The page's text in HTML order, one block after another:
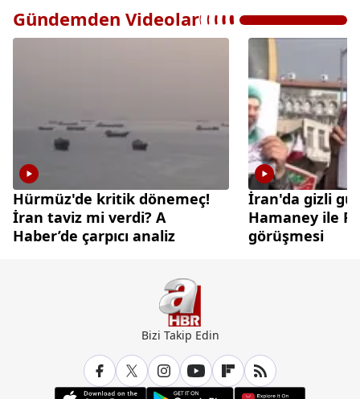
Gündemden Videolar
Hürmüz'de kritik dönemeç!
İran taviz mi verdi? A
Haber’de çarpıcı analiz
İran'da gizli güç
Hamaney ile
görüşmesi
Bizi Takip Edin